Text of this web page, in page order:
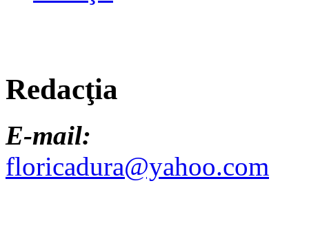
Redacţia
E-mail:
floricadura@yahoo.com